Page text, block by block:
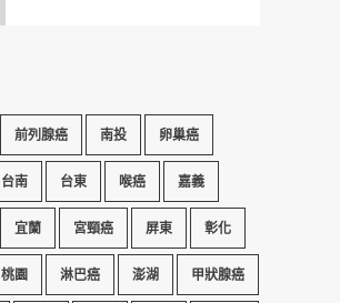
前列腺癌 南投 卵巢癌
台南 台東 喉癌 嘉義
宜蘭 宮頸癌 屏東 彰化
桃園 淋巴癌 澎湖 甲狀腺癌